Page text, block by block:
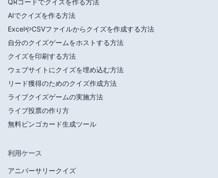
QRコードでクイズを作る方法
AIでクイズを作る方法
ExcelやCSVファイルからクイズを作成する方法
自分のクイズゲームをホストする方法
クイズを印刷する方法
ウェブサイトにクイズを埋め込む方法
リード獲得のためのクイズ作成方法
ライブクイズゲームの実施方法
ライブ投票の作り方
無料ビンゴカード生成ツール
利用ケース
アニバーサリークイズ